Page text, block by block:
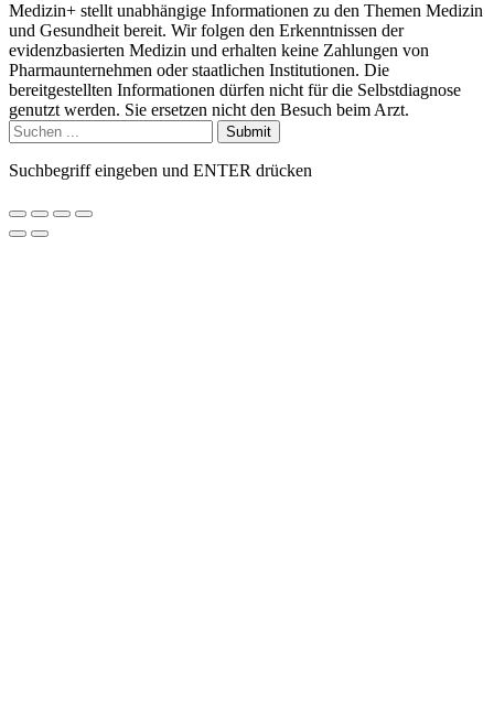
Medizin+ stellt unabhängige Informationen zu den Themen Medizin
und Gesundheit bereit. Wir folgen den Erkenntnissen der
evidenzbasierten Medizin und erhalten keine Zahlungen von
Pharmaunternehmen oder staatlichen Institutionen. Die
bereitgestellten Informationen dürfen nicht für die Selbstdiagnose
genutzt werden. Sie ersetzen nicht den Besuch beim Arzt.
Submit
Suchbegriff eingeben und ENTER drücken